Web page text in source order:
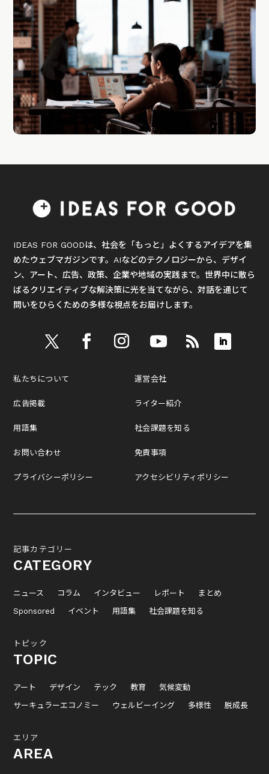
IDEAS FOR GOODは、社会を「もっと」よくするアイデアを集
めたウェブマガジンです。AIなどのテクノロジーから、デザイ
ン、アート、広告、政策、企業や地域の実践まで。世界中に散ら
ばるクリエイティブな解決策に光を当てながら、対話を通じて
問いをひらくための多様な視点をお届けします。
私たちについて
広告掲載
用語集
お問い合わせ
プライバシーポリシー
運営会社
ライター紹介
社会課題を知る
免責事項
アクセシビリティポリシー
記事カテゴリー
CATEGORY
ニュース コラム インタビュー レポート
まとめ
Sponsored
イベント 用語集 社会課題を知る
トピック
TOPIC
アート デザイン テック 教育
気候変動
サーキュラーエコノミー
ウェルビーイング 多様性 脱成長
エリア
AREA